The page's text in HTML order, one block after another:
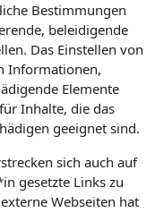
Bestimmungen
beleidigende
Das Einstellen von
Informationen,
Elemente
Inhalte, die das
geeignet sind.
sich auch auf
gesetzte Links zu
Webseiten hat